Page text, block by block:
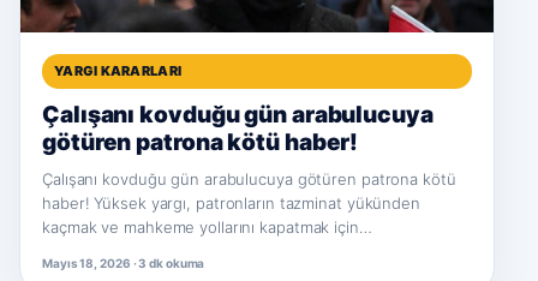
YARGI KARARLARI
Çalışanı kovduğu gün arabulucuya
götüren patrona kötü haber!
Çalışanı kovduğu gün arabulucuya götüren patrona kötü
haber! Yüksek yargı, patronların tazminat yükünden
kaçmak ve mahkeme yollarını kapatmak için…
Mayıs 18, 2026 · 3 dk okuma